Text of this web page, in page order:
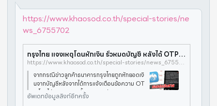
https://www.khaosod.co.th/special-stories/ne
ws_6755702
กรุงไทย แจงเหตุโดนหักเงิน รั่วหมดบัญชี หลังได้ OTP พบสาเหตุรั่ว - ข่าวสด
https://www.khaosod.co.th/special-stories/news_6755702
จากกรณีข่าวลูกค้าธนาคารกรุงไทยถูกหักยอดเงิ
นจากบัญชีหลังจากได้การแจ้งเตือนข้อความ OT
P โดยไม่ทราบสาเหตุนั้น เกาะติดข่าว กดติดตาม
ข่าวสด เมื่อวันที่ 28 พ.ย. ธนาคารฯ ไ
อัพเดทข้อมูลลิงก์อีกครั้ง